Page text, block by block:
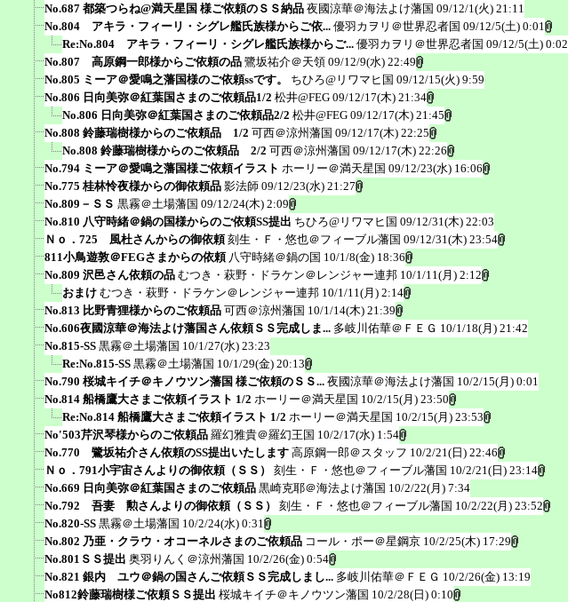
No.687 都築つらね@満天星国 様ご依頼のＳＳ納品 夜國涼華＠海法よけ藩国 09/12/1(火) 21:11
No.804 アキラ・フィーリ・シグレ艦氏族様からご依... 優羽カヲリ＠世界忍者国 09/12/5(土) 0:01
Re:No.804 アキラ・フィーリ・シグレ艦氏族様からご... 優羽カヲリ＠世界忍者国 09/12/5(土) 0:02
No.807 高原鋼一郎様からご依頼の品 鷺坂祐介＠天領 09/12/9(水) 22:49
No.805 ミーア＠愛鳴之藩国様のご依頼ssです。
ちひろ@リワマヒ国 09/12/15(火) 9:59
No.806 日向美弥＠紅葉国さまのご依頼品1/2 松井@FEG 09/12/17(木) 21:34
No.806 日向美弥＠紅葉国さまのご依頼品2/2 松井@FEG 09/12/17(木) 21:45
No.808 鈴藤瑞樹様からのご依頼品 1/2 可西＠涼州藩国 09/12/17(木) 22:25
No.808 鈴藤瑞樹様からのご依頼品 2/2 可西＠涼州藩国 09/12/17(木) 22:26
No.794 ミーア＠愛鳴之藩国様ご依頼イラスト ホーリー＠満天星国 09/12/23(水) 16:06
No.775 桂林怜夜様からの御依頼品 影法師 09/12/23(水) 21:27
No.809－ＳＳ 黒霧＠土場藩国 09/12/24(木) 2:09
No.810 八守時緒＠鍋の国様からのご依頼SS提出 ちひろ@リワマヒ国 09/12/31(木) 22:03
Ｎｏ．725 風杜さんからの御依頼 刻生・Ｆ・悠也＠フィーブル藩国 09/12/31(木) 23:54
811小鳥遊敦＠FEGさまからの依頼 八守時緒＠鍋の国 10/1/8(金) 18:36
No.809 沢邑さん依頼の品 むつき・萩野・ドラケン＠レンジャー連邦 10/1/11(月) 2:12
おまけ むつき・萩野・ドラケン＠レンジャー連邦 10/1/11(月) 2:14
No.813 比野青狸様からのご依頼品 可西＠涼州藩国 10/1/14(木) 21:39
No.606夜國涼華＠海法よけ藩国さん依頼ＳＳ完成しま... 多岐川佑華＠ＦＥＧ 10/1/18(月) 21:42
No.815-SS 黒霧＠土場藩国 10/1/27(水) 23:23
Re:No.815-SS 黒霧＠土場藩国 10/1/29(金) 20:13
No.790 桜城キイチ＠キノウツン藩国 様ご依頼のＳＳ... 夜國涼華＠海法よけ藩国 10/2/15(月) 0:01
No.814 船橋鷹大さまご依頼イラスト 1/2 ホーリー＠満天星国 10/2/15(月) 23:50
Re:No.814 船橋鷹大さまご依頼イラスト 1/2 ホーリー＠満天星国 10/2/15(月) 23:53
No'503芹沢琴様からのご依頼品 羅幻雅貴＠羅幻王国 10/2/17(水) 1:54
No.770 鷺坂祐介さん依頼のSS提出いたします 高原鋼一郎＠スタッフ 10/2/21(日) 22:46
Ｎｏ．791小宇宙さんよりの御依頼（ＳＳ）
刻生・Ｆ・悠也＠フィーブル藩国 10/2/21(日) 23:14
No.669 日向美弥＠紅葉国さまのご依頼品 黒崎克耶＠海法よけ藩国 10/2/22(月) 7:34
No.792 吾妻 勲さんよりの御依頼（ＳＳ）
刻生・Ｆ・悠也＠フィーブル藩国 10/2/22(月) 23:52
No.820-SS 黒霧＠土場藩国 10/2/24(水) 0:31
No.802 乃亜・クラウ・オコーネルさまのご依頼品 コール・ポー＠星鋼京 10/2/25(木) 17:29
No.801ＳＳ提出 奥羽りんく＠涼州藩国 10/2/26(金) 0:54
No.821 銀内 ユウ＠鍋の国さんご依頼ＳＳ完成しまし... 多岐川佑華＠ＦＥＧ 10/2/26(金) 13:19
No812鈴藤瑞樹様ご依頼ＳＳ提出 桜城キイチ＠キノウツン藩国 10/2/28(日) 0:10